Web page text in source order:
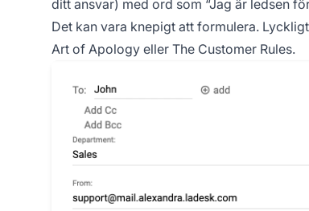
ditt ansvar) med ord som “Jag är ledsen
Det kan vara knepigt att formulera.
Art of Apology eller The Customer Rules.